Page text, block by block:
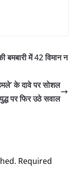
बमबारी में 42 विमान न
के दावे पर सोशल
पर फिर उठे सवाल
Required